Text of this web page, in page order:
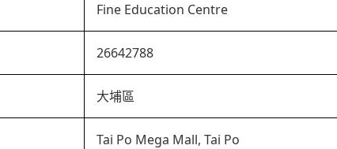
Fine Education Centre
26642788
大埔區
Tai Po Mega Mall, Tai Po